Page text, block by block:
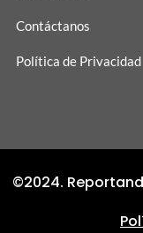
Contáctanos
Política de Privacidad
©2024.